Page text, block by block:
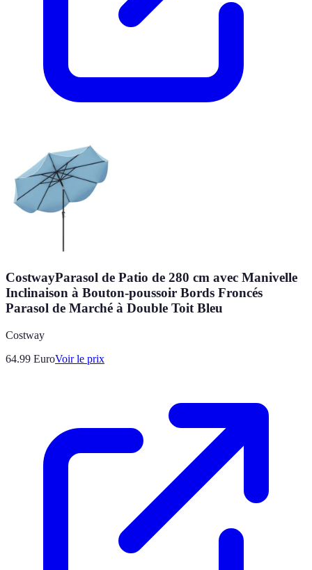
CostwayParasol de Patio de 280 cm avec Manivelle
Inclinaison à Bouton-poussoir Bords Froncés
Parasol de Marché à Double Toit Bleu
Costway
64.99 EuroVoir le prix